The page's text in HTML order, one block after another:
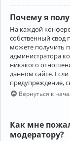
Почему я
На каждой
собственный свод
можете получить
администратора
никакого
данном сайте.
предупреждение,
Вернуться к
Как мне
модератору?